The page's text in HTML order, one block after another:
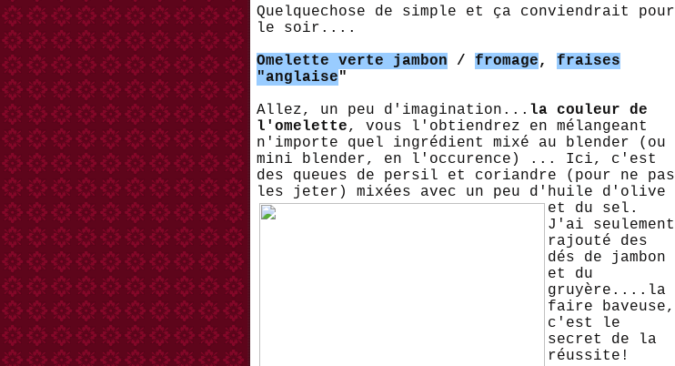
Quelquechose de simple et ça conviendrait pour
le soir....
Omelette verte jambon / fromage, fraises
"anglaise"
Allez, un peu d'imagination... la couleur de
l'omelette, vous l'obtiendrez en mélangeant
n'importe quel ingrédient mixé au blender (ou
mini blender, en l'occurence) ... Ici, c'est
des queues de persil et coriandre (pour ne pas
les jeter) mixées avec un peu d'huile d'olive
et du sel.
J'ai seulement
rajouté des
dés de jambon
et du
gruyère....la
faire baveuse,
c'est le
secret de la
réussite!